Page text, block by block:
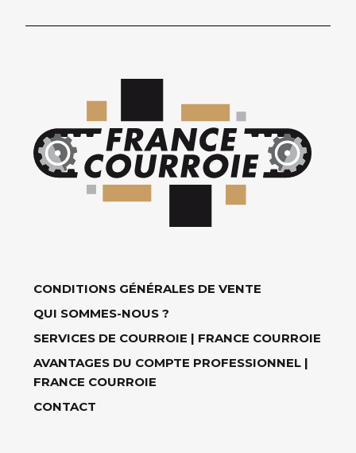
CONDITIONS GÉNÉRALES DE VENTE
QUI SOMMES-NOUS ?
SERVICES DE COURROIE | FRANCE COURROIE
AVANTAGES DU COMPTE PROFESSIONNEL |
FRANCE COURROIE
CONTACT